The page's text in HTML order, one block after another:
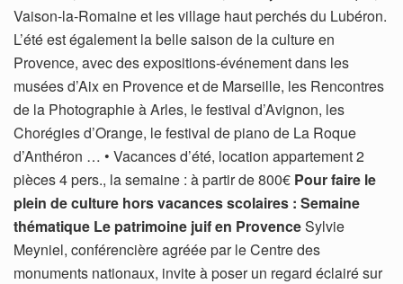
Vaison-la-Romaine et les village haut perchés du Lubéron.
L’été est également la belle saison de la culture en
Provence, avec des expositions-événement dans les
musées d’Aix en Provence et de Marseille, les Rencontres
de la Photographie à Arles, le festival d’Avignon, les
Chorégies d’Orange, le festival de piano de La Roque
d’Anthéron … • Vacances d’été, location appartement 2
pièces 4 pers., la semaine : à partir de 800€ Pour faire le
plein de culture hors vacances scolaires : Semaine
thématique Le patrimoine juif en ProvenceSylvie
Meyniel, conférencière agréée par le Centre des
monuments nationaux, invite à poser un regard éclairé sur